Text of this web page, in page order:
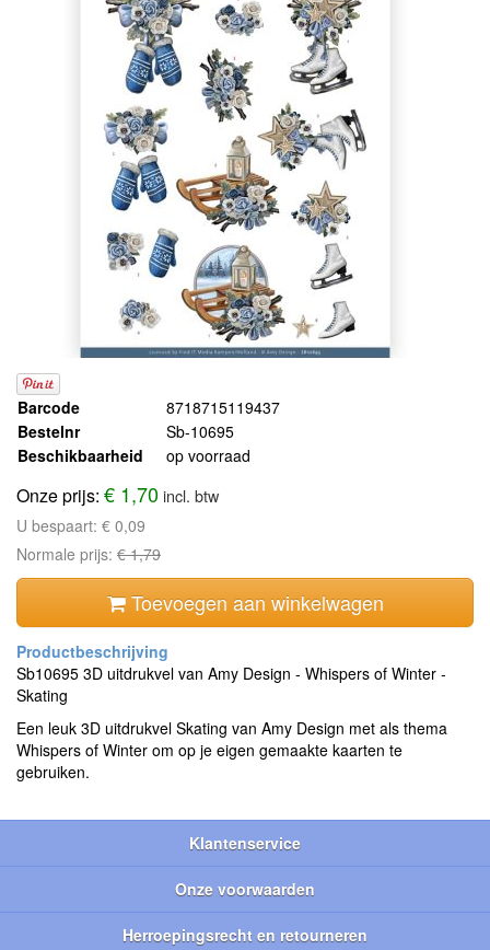
Barcode
8718715119437
Bestelnr
Sb-10695
Beschikbaarheid
op voorraad
Onze prijs: € 1,70incl. btw
U bespaart: € 0,09
Normale prijs: € 1,79
Toevoegen aan winkelwagen
Sb10695 3D uitdrukvel van Amy Design - Whispers of Winter -
Skating
Een leuk 3D uitdrukvel Skating van Amy Design met als thema
Whispers of Winter om op je eigen gemaakte kaarten te
gebruiken.
Klantenservice
Onze voorwaarden
Herroepingsrecht en retourneren